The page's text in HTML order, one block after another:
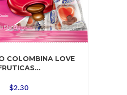
COLOMBINA LOVE
$2.30